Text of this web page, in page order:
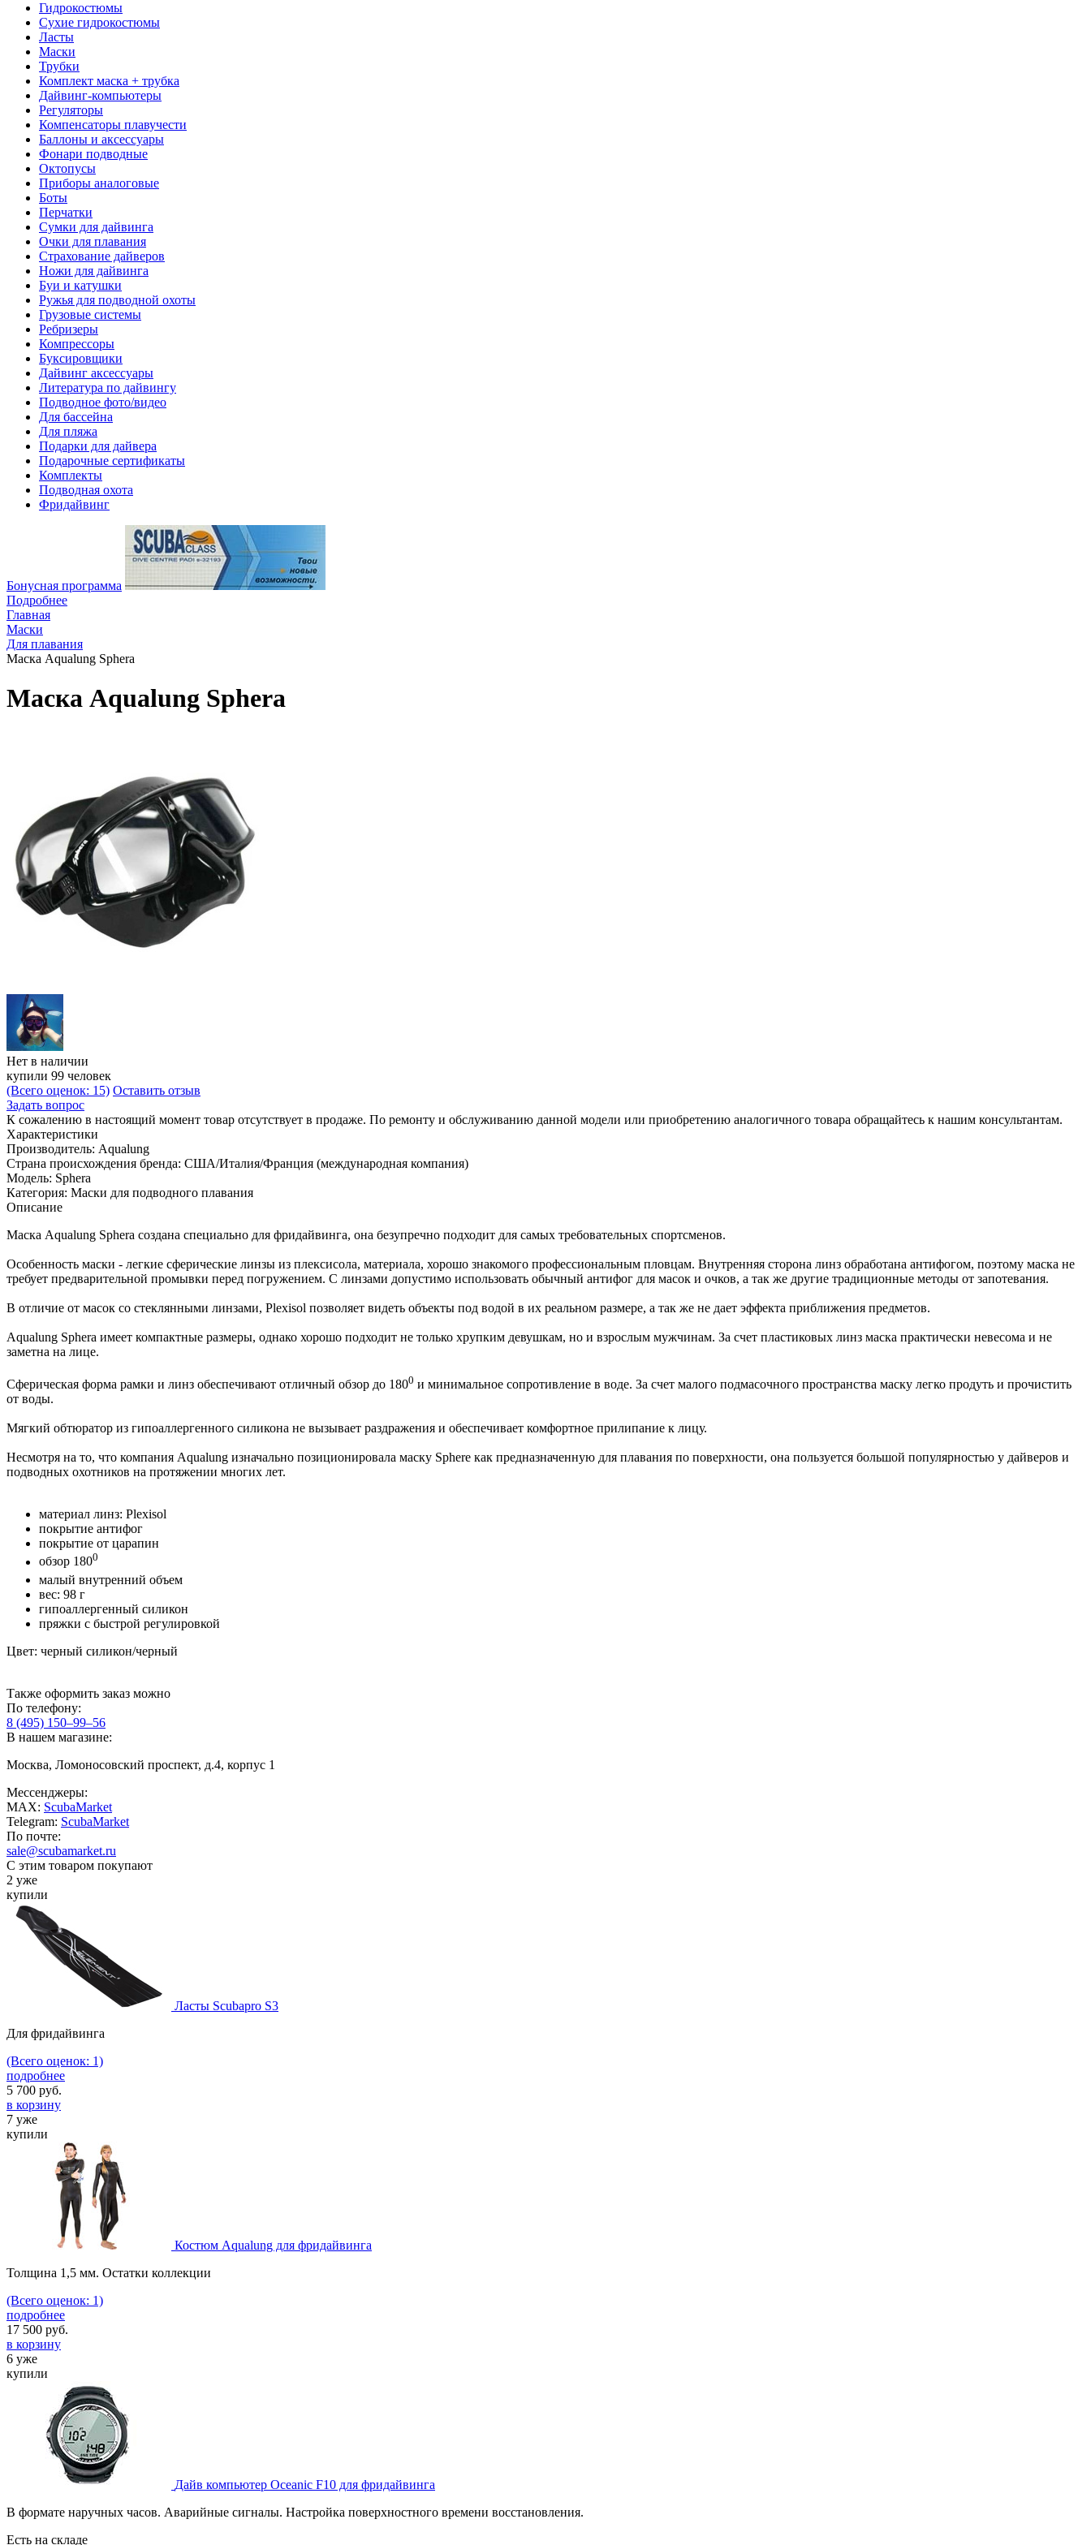
Гидрокостюмы
Сухие гидрокостюмы
Ласты
Маски
Трубки
Комплект маска + трубка
Дайвинг-компьютеры
Регуляторы
Компенсаторы плавучести
Баллоны и аксессуары
Фонари подводные
Октопусы
Приборы аналоговые
Боты
Перчатки
Сумки для дайвинга
Очки для плавания
Страхование дайверов
Ножи для дайвинга
Буи и катушки
Ружья для подводной охоты
Грузовые системы
Ребризеры
Компрессоры
Буксировщики
Дайвинг аксессуары
Литература по дайвингу
Подводное фото/видео
Для бассейна
Для пляжа
Подарки для дайвера
Подарочные сертификаты
Комплекты
Подводная охота
Фридайвинг
Бонусная программа
Подробнее
Главная
Маски
Для плавания
Маска Aqualung Sphera
Маска Aqualung Sphera
Нет в наличии
купили 99 человек
(Всего оценок: 15) Оставить отзыв
Задать вопрос
К сожалению в настоящий момент товар отсутствует в продаже. По ремонту и обслуживанию данной модели или приобретению аналогичного товара обращайтесь к нашим консультантам.
Характеристики
Производитель: Aqualung
Страна происхождения бренда: США/Италия/Франция (международная компания)
Модель: Sphera
Категория: Маски для подводного плавания
Описание
Маска Aqualung Sphera создана специально для фридайвинга, она безупречно подходит для самых требовательных спортсменов.
Особенность маски - легкие сферические линзы из плексисола, материала, хорошо знакомого профессиональным пловцам. Внутренняя сторона линз обработана антифогом, поэтому маска не
требует предварительной промывки перед погружением. С линзами допустимо использовать обычный антифог для масок и очков, а так же другие традиционные методы от запотевания.
В отличие от масок со стеклянными линзами, Plexisol позволяет видеть объекты под водой в их реальном размере, а так же не дает эффекта приближения предметов.
Aqualung Sphera имеет компактные размеры, однако хорошо подходит не только хрупким девушкам, но и взрослым мужчинам. За счет пластиковых линз маска практически невесома и не
заметна на лице.
Сферическая форма рамки и линз обеспечивают отличный обзор до 1800 и минимальное сопротивление в воде. За счет малого подмасочного пространства маску легко продуть и прочистить
от воды.
Мягкий обтюратор из гипоаллергенного силикона не вызывает раздражения и обеспечивает комфортное прилипание к лицу.
Несмотря на то, что компания Aqualung изначально позиционировала маску Sphere как предназначенную для плавания по поверхности, она пользуется большой популярностью у дайверов и
подводных охотников на протяжении многих лет.
материал линз: Plexisol
покрытие антифог
покрытие от царапин
обзор 1800
малый внутренний объем
вес: 98 г
гипоаллергенный силикон
пряжки с быстрой регулировкой
Цвет: черный силикон/черный
Также оформить заказ можно
По телефону:
8 (495) 150–99–56
В нашем магазине:
Москва, Ломоносовский проспект, д.4, корпус 1
Мессенджеры:
MAX: ScubaMarket
Telegram: ScubaMarket
По почте:
sale@scubamarket.ru
С этим товаром покупают
2 уже
купили
Ласты Scubapro S3
Для фридайвинга
(Всего оценок: 1)
подробнее
5 700 руб.
в корзину
7 уже
купили
Костюм Aqualung для фридайвинга
Толщина 1,5 мм. Остатки коллекции
(Всего оценок: 1)
подробнее
17 500 руб.
в корзину
6 уже
купили
Дайв компьютер Oceanic F10 для фридайвинга
В формате наручных часов. Аварийные сигналы. Настройка поверхностного времени восстановления.
Есть на складе